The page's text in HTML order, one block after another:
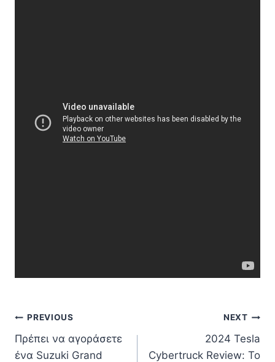
Πλοήγηση
άρθρων
PREVIOUS
Πρέπει να αγοράσετε
ένα Suzuki Grand
NEXT
2024 Tesla
Cybertruck Review: Το